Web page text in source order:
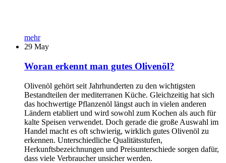
mehr
29 May
Woran erkennt man gutes Olivenöl?
Olivenöl gehört seit Jahrhunderten zu den wichtigsten
Bestandteilen der mediterranen Küche. Gleichzeitig hat sich
das hochwertige Pflanzenöl längst auch in vielen anderen
Ländern etabliert und wird sowohl zum Kochen als auch für
kalte Speisen verwendet. Doch gerade die große Auswahl im
Handel macht es oft schwierig, wirklich gutes Olivenöl zu
erkennen. Unterschiedliche Qualitätsstufen,
Herkunftsbezeichnungen und Preisunterschiede sorgen dafür,
dass viele Verbraucher unsicher werden.